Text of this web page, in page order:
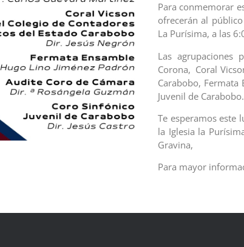
Para conmemorar
ofrecerán al
La Purísima, a las
Las agrupaciones
Corona, Coral
Carabobo, Fermata
Juvenil de Carabobo.
Te esperamos este
la Iglesia la
Gravina,
Para mayor